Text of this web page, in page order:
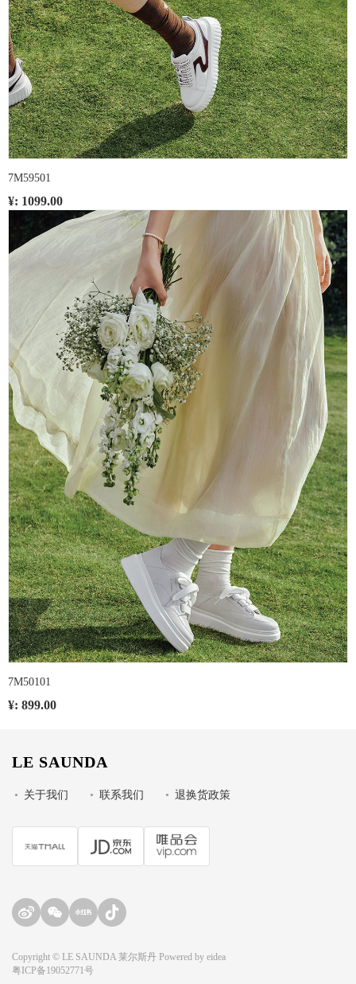
7M59501
¥: 1099.00
7M50101
¥: 899.00
LE SAUNDA
• 关于我们 • 联系我们 • 退换货政策
Copyright © LE SAUNDA 莱尔斯丹 Powered by eidea
粤ICP备19052771号